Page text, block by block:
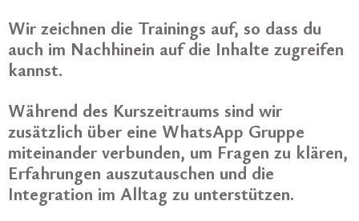
Wir zeichnen die Trainings auf, so dass du
auch im Nachhinein auf die Inhalte zugreifen
kannst.
Während des Kurszeitraums sind wir
zusätzlich über eine WhatsApp Gruppe
miteinander verbunden, um Fragen zu klären,
Erfahrungen auszutauschen und die
Integration im Alltag zu unterstützen.